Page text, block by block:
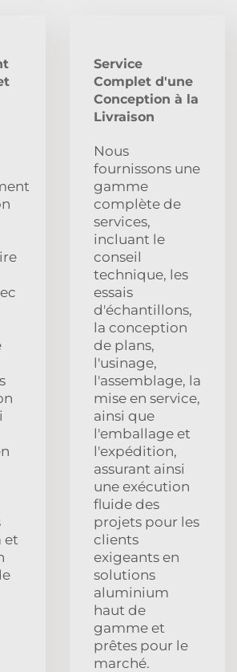
et
Service
Complet d'une
Conception à la
Livraison
Nous
fournissons une
gamme
complète de
services,
incluant le
conseil
technique, les
essais
d'échantillons,
la conception
de plans,
l'usinage,
l'assemblage, la
mise en service,
ainsi que
l'emballage et
l'expédition,
assurant ainsi
une exécution
fluide des
projets pour les
clients
exigeants en
solutions
aluminium
haut de
gamme et
prêtes pour le
marché.